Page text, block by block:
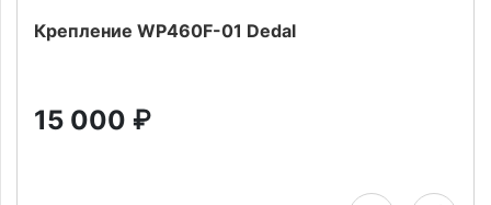
Крепление WP460F-01 Dedal
15 000 ₽